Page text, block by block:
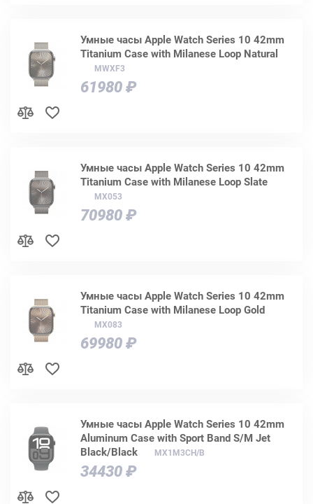
Умные часы Apple Watch Series 10 42mm
Titanium Case with Milanese Loop Natural
MWXF3
61980 ₽
Умные часы Apple Watch Series 10 42mm
Titanium Case with Milanese Loop Slate
MX053
70980 ₽
Умные часы Apple Watch Series 10 42mm
Titanium Case with Milanese Loop Gold
MX083
69980 ₽
Умные часы Apple Watch Series 10 42mm
Aluminum Case with Sport Band S/M Jet
Black/Black
MX1M3CH/B
34430 ₽